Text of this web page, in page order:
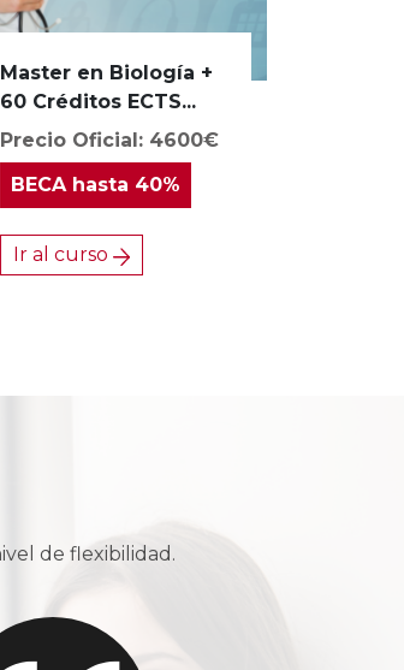
Master en Biología +
60 Créditos ECTS...
Precio Oficial: 4600€
BECAhasta 40%
Ir al curso
de flexibilidad.